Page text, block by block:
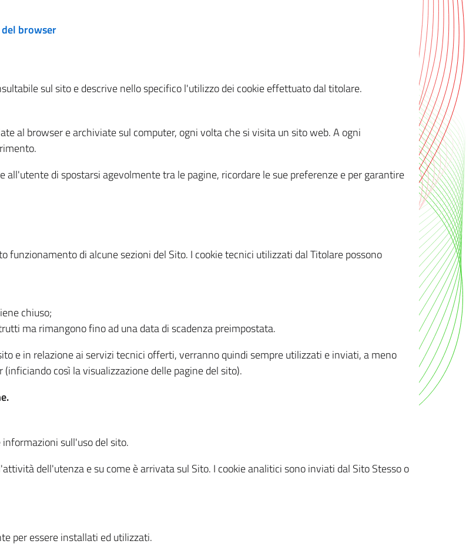
del browser
sul sito e descrive nello specifico l'utilizzo dei cookie effettuato dal titolare.
al browser e archiviate sul computer, ogni volta che si visita un sito web. A ogni
di spostarsi agevolmente tra le pagine, ricordare le sue preferenze e per garantire
di alcune sezioni del Sito. I cookie tecnici utilizzati dal Titolare possono
chiuso;
ma rimangono fino ad una data di scadenza preimpostata.
e in relazione ai servizi tecnici offerti, verranno quindi sempre utilizzati e inviati, a meno
così la visualizzazione delle pagine del sito).
sull'uso del sito.
dell'utenza e su come è arrivata sul Sito. I cookie analitici sono inviati dal Sito Stesso o
per essere installati ed utilizzati.